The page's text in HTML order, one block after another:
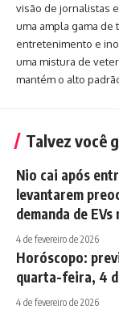
visão de jornalistas
uma ampla gama
entretenimento e
uma mistura de
mantém o alto
Talvez você
Nio cai após
levantarem
demanda de EVs
4 de fevereiro de 2026
Horóscopo:
quarta-feira, 4
4 de fevereiro de 2026